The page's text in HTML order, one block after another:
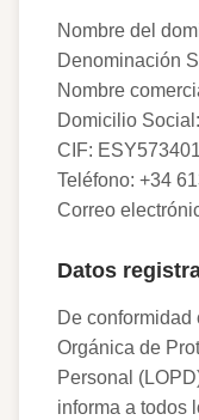
Nombre del
Denominación
Nombre
Domicilio
CIF:
Teléfono: +34
Correo
Datos
De
Orgánica de
Personal
informa a todos